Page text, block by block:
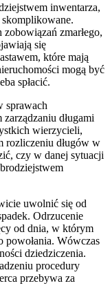
inwentarza,
skomplikowane.
zmarłego,
się
które mają
mogą być
spłacić.
sprawach
długami
wierzycieli,
rozliczeniu długów w
czy w danej sytuacji
uwolnić się od
Odrzucenie
od dnia, w którym
powołania. Wówczas
dziedziczenia.
procedury
przebywa za